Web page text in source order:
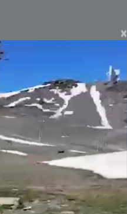
×